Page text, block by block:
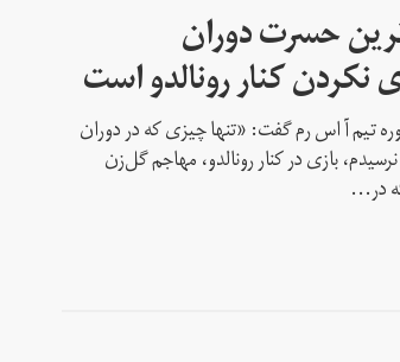
حسرت دوران
نکردن کنار رونالدو است
تیم آ اس رم گفت: «تنها چیزی که در دوران
بازی در‌ کنار رونالدو، مهاجم گل‌زن
در...